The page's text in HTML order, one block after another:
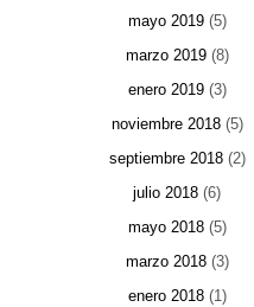
mayo 2019(5)
marzo 2019(8)
enero 2019(3)
noviembre 2018(5)
septiembre 2018(2)
julio 2018 (6)
mayo 2018(5)
marzo 2018(3)
enero 2018(1)